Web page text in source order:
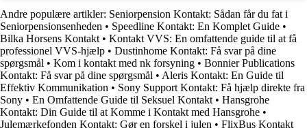
Andre populære artikler: Seniorpension Kontakt: Sådan får du fat i
Seniorpensionsenheden • Speedline Kontakt: En Komplet Guide •
Bilka Horsens Kontakt • Kontakt VVS: En omfattende guide til at få
professionel VVS-hjælp • Dustinhome Kontakt: Få svar på dine
spørgsmål • Kom i kontakt med nk forsyning • Bonnier Publications
Kontakt: Få svar på dine spørgsmål • Aleris Kontakt: En Guide til
Effektiv Kommunikation • Sony Support Kontakt: Få hjælp direkte fra
Sony • En Omfattende Guide til Seksuel Kontakt • Hansgrohe
Kontakt: Din Guide til at Komme i Kontakt med Hansgrohe •
Julemærkefonden Kontakt: Gør en forskel i julen • FlixBus Kontakt